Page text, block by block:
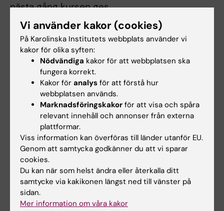
nästa gång kursen ges.
Student som ej är godkänd efter ordinarie
examinationstillfälle har rätt att delta vid
ytterligare fem examinationstillfällen. Detta
gäller inte då kursen har upphört eller
genomgått större förändringar. Om studenten
genomfört sex underkända tentamina/prov
ges inte något ytterligare examinationstillfälle.
Som examinationstillfälle räknas de gånger
studenten deltagit i ett och samma prov.
Inlämning av blank skrivning räknas som
examinationstillfälle.
Digital examination som öppnats räknas som
utnyttjat examinationstillfälle även om
Vi använder kakor (cookies)
På Karolinska Institutets webbplats använder vi
kakor för olika syften:
Nödvändiga kakor för att webbplatsen ska
fungera korrekt.
Kakor för analys för att förstå hur
webbplatsen används.
Marknadsföringskakor för att visa och spåra
relevant innehåll och annonser från externa
plattformar.
Viss information kan överföras till länder utanför EU.
Genom att samtycka godkänner du att vi sparar
cookies.
Du kan när som helst ändra eller återkalla ditt
samtycke via kakikonen längst ned till vänster på
sidan.
Mer information om våra kakor